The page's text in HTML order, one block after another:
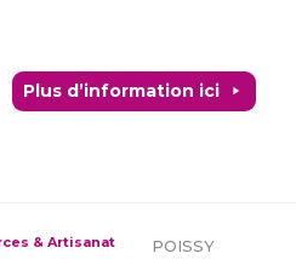
Plus d’information ici
& Artisanat POISSY